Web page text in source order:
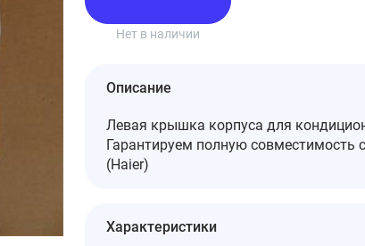
Нет в наличии
Описание
Левая крышка корпуса для
Гарантируем полную совместимость
(Haier)
Характеристики